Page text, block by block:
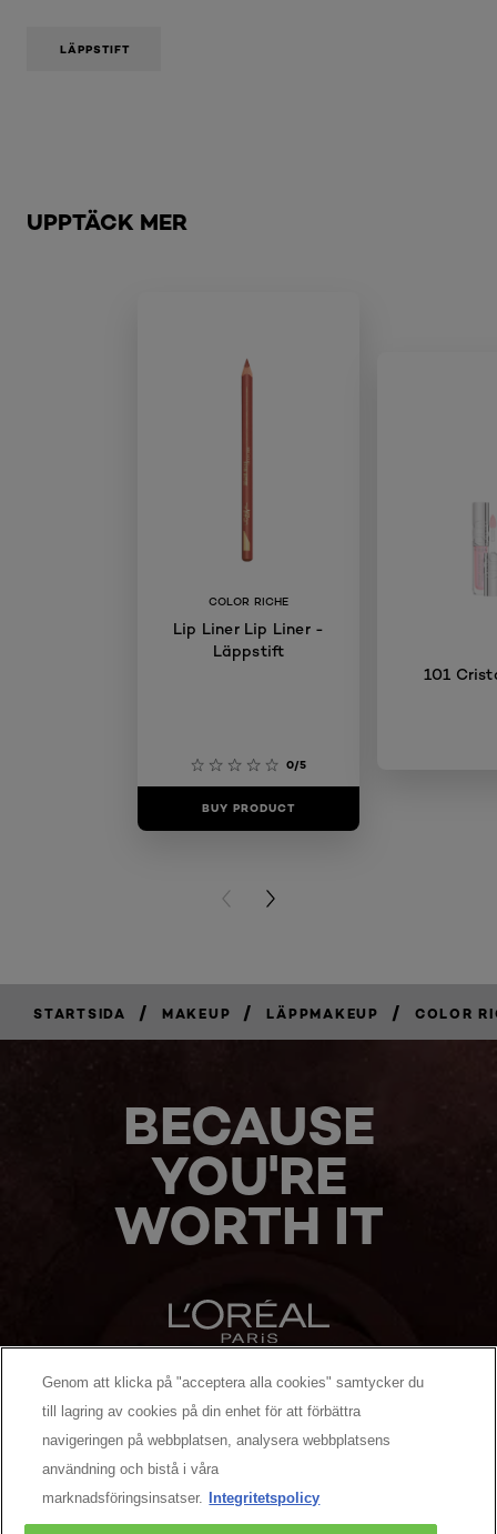
LÄPPSTIFT
UPPTÄCK MER
COLOR RICHE
Lip Liner Lip Liner -
Läppstift
0/5
BUY PRODUCT
101
PREVIOUS CARD
NEXT CARD
STARTSIDA / MAKEUP / LÄPPMAKEUP / COLOR
BECAUSE
YOU'RE
WORTH IT
MANUFACTURER/RESPONSIBLE PERSON:
MER ATT UPPTÄCKA
Genom att klicka på "acceptera alla cookies" samtycker du
till lagring av cookies på din enhet för att förbättra
navigeringen på webbplatsen, analysera webbplatsens
användning och bistå i våra
marknadsföringsinsatser.
Integritetspolicy